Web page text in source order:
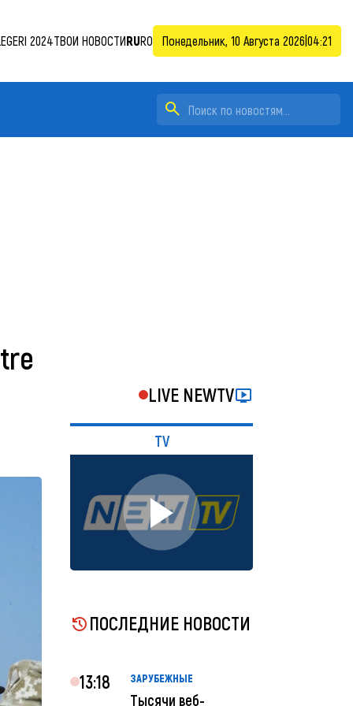
2024ТВОИ НОВОСТИRURO Понедельник, 10 Августа 2026 04:21
LIVE NEWTV
TV
ПОСЛЕДНИЕ НОВОСТИ
13:18 ЗАРУБЕЖНЫЕ
Тысячи веб-